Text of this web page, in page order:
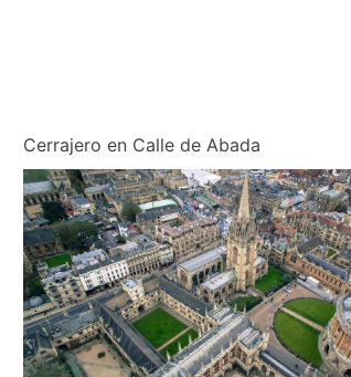
Cerrajero en Calle de Abada